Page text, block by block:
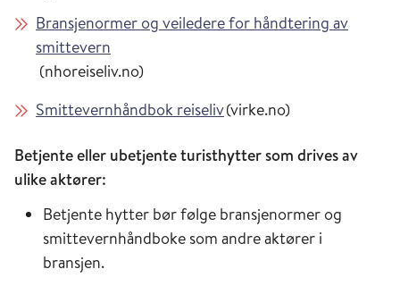
Bransjenormer og veiledere for håndtering av
smittevern
(nhoreiseliv.no)
Smittevernhåndbok reiseliv(virke.no)
Betjente eller ubetjente turisthytter som drives av
ulike aktører:
Betjente hytter bør følge bransjenormer og
smittevernhåndboke som andre aktører i
bransjen.